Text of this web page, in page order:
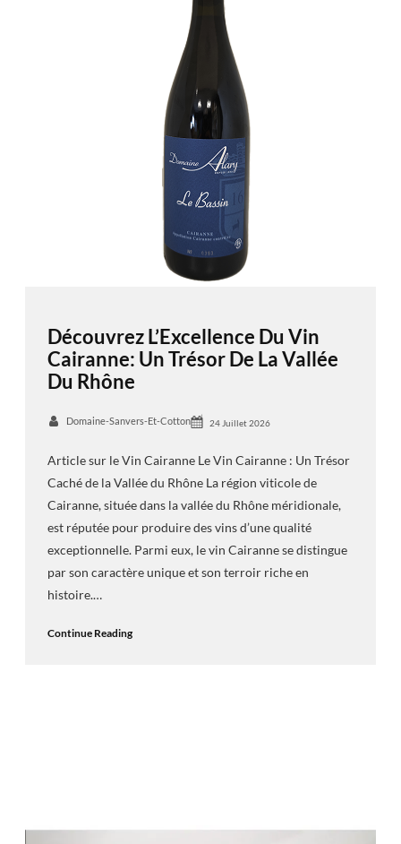
Découvrez L’Excellence Du Vin
Cairanne: Un Trésor De La Vallée
Du Rhône
Domaine-Sanvers-Et-Cotton 24 Juillet 2026
Article sur le Vin Cairanne Le Vin Cairanne : Un Trésor
Caché de la Vallée du Rhône La région viticole de
Cairanne, située dans la vallée du Rhône méridionale,
est réputée pour produire des vins d’une qualité
exceptionnelle. Parmi eux, le vin Cairanne se distingue
par son caractère unique et son terroir riche en
histoire.…
Continue Reading